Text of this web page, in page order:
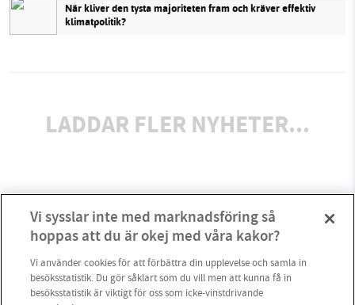
När kliver den tysta majoriteten fram och kräver effektiv
klimatpolitik?
LADDAR FLER NYHETER...
Vi sysslar inte med marknadsföring så
hoppas att du är okej med våra kakor?
Vi använder cookies för att förbättra din upplevelse och samla in
besöksstatistik. Du gör såklart som du vill men att kunna få in
besöksstatistik är viktigt för oss som icke-vinstdrivande